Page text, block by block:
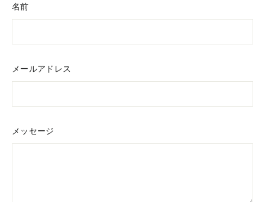
る
名前
メールアドレス
メッセージ